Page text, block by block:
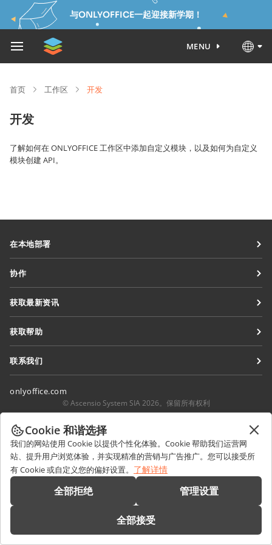
与ONLYOFFICE一起迎接新学期！
MENU
首页 工作区 开发
开发
了解如何在 ONLYOFFICE 工作区中添加自定义模块，以及如何为自定义
模块创建 API。
在本地部署
工作区
连接器
桌面应用程序
移动应用程序
协作
针对博主
职位空缺
获取最新资讯
获取帮助
网络研讨会
白皮书
支持联系表单
预约演示
联系我们
partners@onlyoffice.com
媒体咨询
请求回电
onlyoffice.com
© Ascensio System SIA 2026。保留所有权利
Cookie 和谐选择
我们的网站使用 Cookie 以提供个性化体验。Cookie 帮助我们运营网
站、提升用户浏览体验，并实现精准的营销与广告推广。您可以接受所
有 Cookie 或自定义您的偏好设置。 了解详情
全部拒绝 管理设置
全部接受